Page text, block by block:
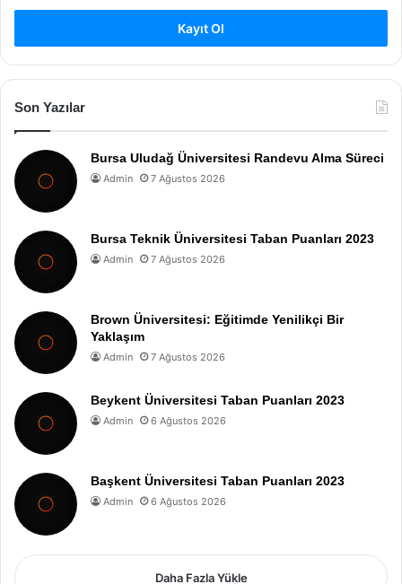
Kayıt Ol
Son Yazılar
Bursa Uludağ Üniversitesi Randevu Alma Süreci
Admin 7 Ağustos 2026
Bursa Teknik Üniversitesi Taban Puanları 2023
Admin 7 Ağustos 2026
Brown Üniversitesi: Eğitimde Yenilikçi Bir
Yaklaşım
Admin 7 Ağustos 2026
Beykent Üniversitesi Taban Puanları 2023
Admin 6 Ağustos 2026
Başkent Üniversitesi Taban Puanları 2023
Admin 6 Ağustos 2026
Daha Fazla Yükle